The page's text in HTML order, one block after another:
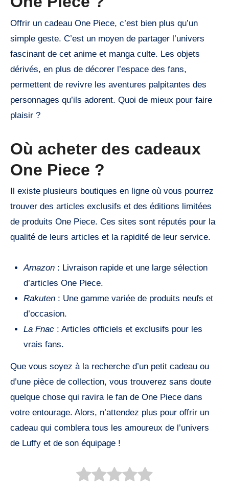
Offrir un cadeau One Piece, c’est bien plus qu’un
simple geste. C’est un moyen de partager l’univers
fascinant de cet anime et manga culte. Les objets
dérivés, en plus de décorer l’espace des fans,
permettent de revivre les aventures palpitantes des
personnages qu’ils adorent. Quoi de mieux pour faire
plaisir ?
Où acheter des cadeaux
One Piece ?
Il existe plusieurs boutiques en ligne où vous pourrez
trouver des articles exclusifs et des éditions limitées
de produits One Piece. Ces sites sont réputés pour la
qualité de leurs articles et la rapidité de leur service.
Amazon: Livraison rapide et une large sélection
d’articles One Piece.
Rakuten: Une gamme variée de produits neufs et
d’occasion.
La Fnac: Articles officiels et exclusifs pour les
vrais fans.
Que vous soyez à la recherche d’un petit cadeau ou
d’une pièce de collection, vous trouverez sans doute
quelque chose qui ravira le fan de One Piece dans
votre entourage. Alors, n’attendez plus pour offrir un
cadeau qui comblera tous les amoureux de l’univers
de Luffy et de son équipage !